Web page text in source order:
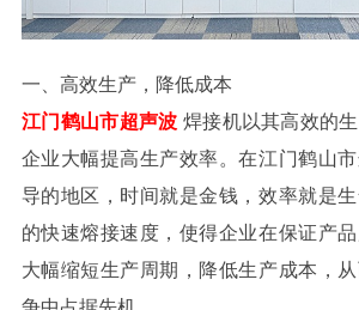
一、高效生产，降低成本
江门鹤山市超声波 焊接机以其高效的
企业大幅提高生产效率。在江门鹤山
导的地区，时间就是金钱，效率就是
的快速熔接速度，使得企业在保证产
大幅缩短生产周期，降低生产成本，